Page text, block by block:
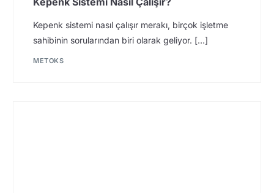
Kepenk sistemi nasıl çalışır merakı, birçok işletme
sahibinin sorularından biri olarak geliyor. […]
METOKS